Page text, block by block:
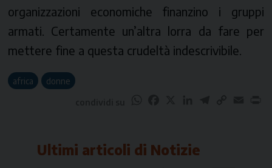
organizzazioni economiche finanzino i gruppi
armati. Certamente un’altra lorra da fare per
mettere fine a questa crudeltà indescrivibile.
africa donne
Ultimi articoli di Notizie